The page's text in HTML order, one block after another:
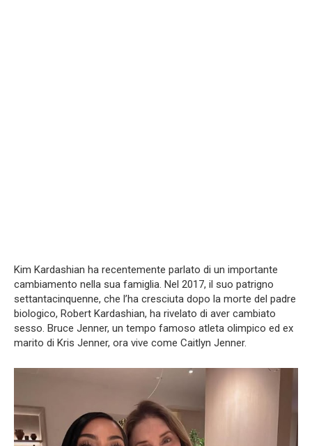
Kim Kardashian ha recentemente parlato di un importante
cambiamento nella sua famiglia. Nel 2017, il suo patrigno
settantacinquenne, che l’ha cresciuta dopo la morte del padre
biologico, Robert Kardashian, ha rivelato di aver cambiato
sesso. Bruce Jenner, un tempo famoso atleta olimpico ed ex
marito di Kris Jenner, ora vive come Caitlyn Jenner.